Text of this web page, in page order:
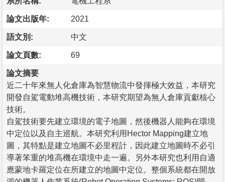
論文出版年: 2021
語文別: 中文
論文頁數: 69
論文摘要
近二十年來無人化倉庫為智慧物流中發揮極大效益，本研究
開發自駕電動堆高機技術，本研究期望為無人倉庫貢獻核心
技術。
自駕技術要先建立環境的電子地圖，然後機器人能夠在環境
中定位以及自主巡航。本研究利用Hector Mapping建立地
圖，其特點是建立地圖不必里程計，因此建立地圖時不必引
導著笨重的堆高機在環境中走一遍。另外本研究也利用自適
應蒙地卡羅定位在所建立的地圖中定位。整個系統都在開放